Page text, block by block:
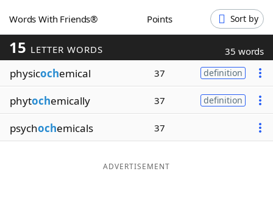
Blog
Our Brands
Words With Friends® Points Sort by
15 LETTER WORDS 35 words
physicochemical 37 definition
phytochemically 37 definition
psychochemicals 37
ADVERTISEMENT